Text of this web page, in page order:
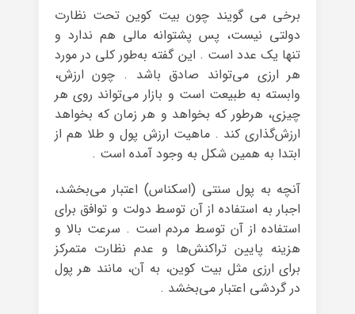
برخی می گویند چون بیت کوین تحت نظارت
دولتی نیست، پس پشتوانه‌ مالی هم ندارد و
تنها یک عدد است . این گفته به‌طور کلی در مورد
هر ارزی می‌تواند صادق باشد . چون ارزش،
وابسته به طبیعت است و بازار می‌تواند روی هر
چیزی، هرطور که بخواهد و هر زمان که بخواهد
ارزش‌گذاری کند . ماهیت ارزش پول و طلا هم از
ابتدا به همین شکل به وجود آمده است .
آنچه به پول سنتی (اسکناس) اعتبار می‌بخشد،
اجبار به استفاده از آن توسط دولت و توافق برای
استفاده از آن توسط مردم است . سرعت بالا و
هزینه‌ پایین تراکنش‌ها و عدم نظارت متمرکز
برای ارزی مثل بیت کوین، به آن، مانند هر پول
در گردشی اعتبار می‌بخشد .